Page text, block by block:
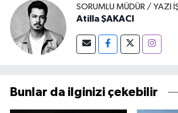
SORUMLU MÜDÜR / YAZI
Atilla ŞAKACI
Bunlar da ilginizi çekebilir